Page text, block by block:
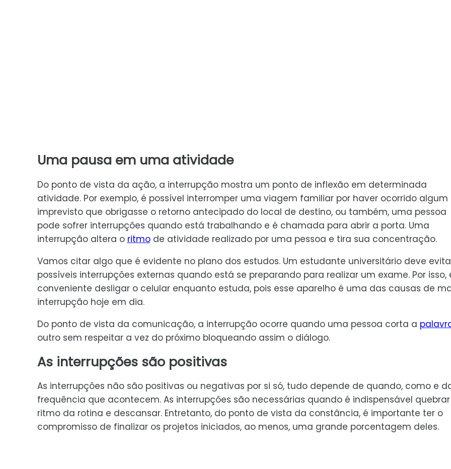
Uma pausa em uma atividade
Do ponto de vista da ação, a interrupção mostra um ponto de inflexão em determinada
atividade. Por exemplo, é possível interromper uma viagem familiar por haver ocorrido algum
imprevisto que obrigasse o retorno antecipado do local de destino, ou também, uma pessoa
pode sofrer interrupções quando está trabalhando e é chamada para abrir a porta. Uma
interrupção altera o ritmode atividade realizado por uma pessoa e tira sua concentração.
Vamos citar algo que é evidente no plano dos estudos. Um estudante universitário deve
possíveis interrupções externas quando está se preparando para realizar um exame. Por isso,
conveniente desligar o celular enquanto estuda, pois esse aparelho é uma das causas de
interrupção hoje em dia.
Do ponto de vista da comunicação, a interrupção ocorre quando uma pessoa corta a
outro sem respeitar a vez do próximo bloqueando assim o diálogo.
As interrupções são positivas
As interrupções não são positivas ou negativas por si só, tudo depende de quando, como e
frequência que acontecem. As interrupções são necessárias quando é indispensável
ritmo da rotina e descansar. Entretanto, do ponto de vista da constância, é importante ter o
compromisso de finalizar os projetos iniciados, ao menos, uma grande porcentagem deles.